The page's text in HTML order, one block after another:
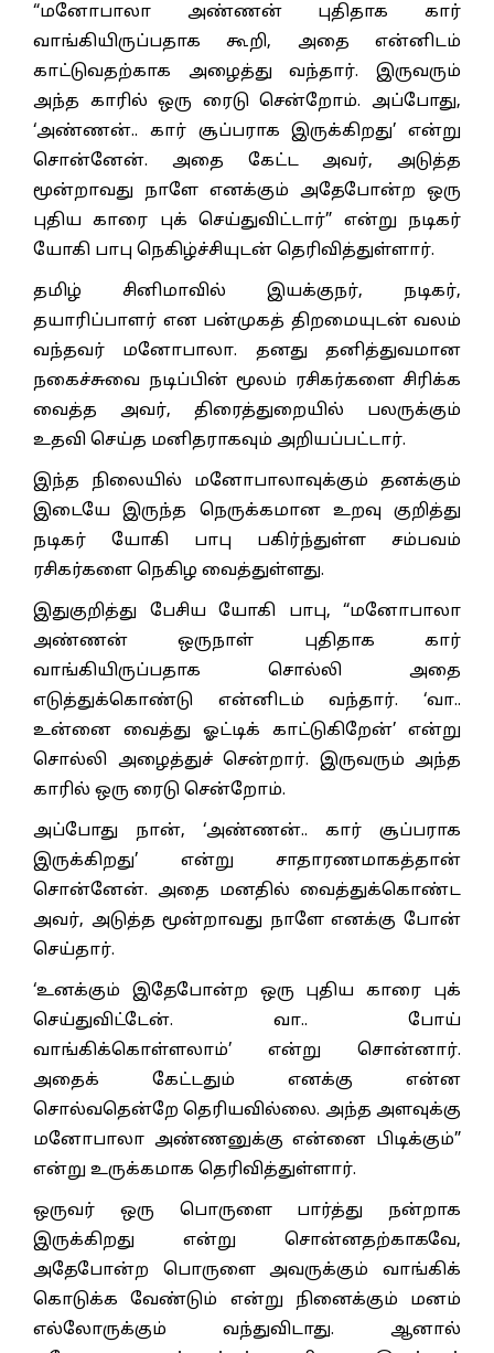
“மனோபாலா அண்ணன் புதிதாக கார்
வாங்கியிருப்பதாக கூறி, அதை என்னிடம்
காட்டுவதற்காக அழைத்து வந்தார். இருவரும்
அந்த காரில் ஒரு ரைடு சென்றோம். அப்போது,
‘அண்ணன்.. கார் சூப்பராக இருக்கிறது’ என்று
சொன்னேன். அதை கேட்ட அவர், அடுத்த
மூன்றாவது நாளே எனக்கும் அதேபோன்ற ஒரு
புதிய காரை புக் செய்துவிட்டார்” என்று நடிகர்
யோகி பாபு நெகிழ்ச்சியுடன் தெரிவித்துள்ளார்.
தமிழ் சினிமாவில் இயக்குநர், நடிகர்,
தயாரிப்பாளர் என பன்முகத் திறமையுடன் வலம்
வந்தவர் மனோபாலா. தனது தனித்துவமான
நகைச்சுவை நடிப்பின் மூலம் ரசிகர்களை சிரிக்க
வைத்த அவர், திரைத்துறையில் பலருக்கும்
உதவி செய்த மனிதராகவும் அறியப்பட்டார்.
இந்த நிலையில் மனோபாலாவுக்கும் தனக்கும்
இடையே இருந்த நெருக்கமான உறவு குறித்து
நடிகர் யோகி பாபு பகிர்ந்துள்ள சம்பவம்
ரசிகர்களை நெகிழ வைத்துள்ளது.
இதுகுறித்து பேசிய யோகி பாபு, “மனோபாலா
அண்ணன் ஒருநாள் புதிதாக கார்
வாங்கியிருப்பதாக சொல்லி அதை
எடுத்துக்கொண்டு என்னிடம் வந்தார். ‘வா..
உன்னை வைத்து ஓட்டிக் காட்டுகிறேன்’ என்று
சொல்லி அழைத்துச் சென்றார். இருவரும் அந்த
காரில் ஒரு ரைடு சென்றோம்.
அப்போது நான், ‘அண்ணன்.. கார் சூப்பராக
இருக்கிறது’ என்று சாதாரணமாகத்தான்
சொன்னேன். அதை மனதில் வைத்துக்கொண்ட
அவர், அடுத்த மூன்றாவது நாளே எனக்கு போன்
செய்தார்.
‘உனக்கும் இதேபோன்ற ஒரு புதிய காரை புக்
செய்துவிட்டேன். வா.. போய்
வாங்கிக்கொள்ளலாம்’ என்று சொன்னார்.
அதைக் கேட்டதும் எனக்கு என்ன
சொல்வதென்றே தெரியவில்லை. அந்த அளவுக்கு
மனோபாலா அண்ணனுக்கு என்னை பிடிக்கும்”
என்று உருக்கமாக தெரிவித்துள்ளார்.
ஒருவர் ஒரு பொருளை பார்த்து நன்றாக
இருக்கிறது என்று சொன்னதற்காகவே,
அதேபோன்ற பொருளை அவருக்கும் வாங்கிக்
கொடுக்க வேண்டும் என்று நினைக்கும் மனம்
எல்லோருக்கும் வந்துவிடாது. ஆனால்